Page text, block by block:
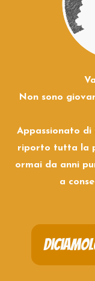
Non sono
Appassionato di
riporto tutta la
ormai da anni
a